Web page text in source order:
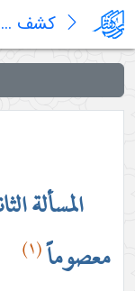
کشف المراد في شرح تجرید الإعتقاد (قسم الإلهیات)
المسألة
معصوماً(١)